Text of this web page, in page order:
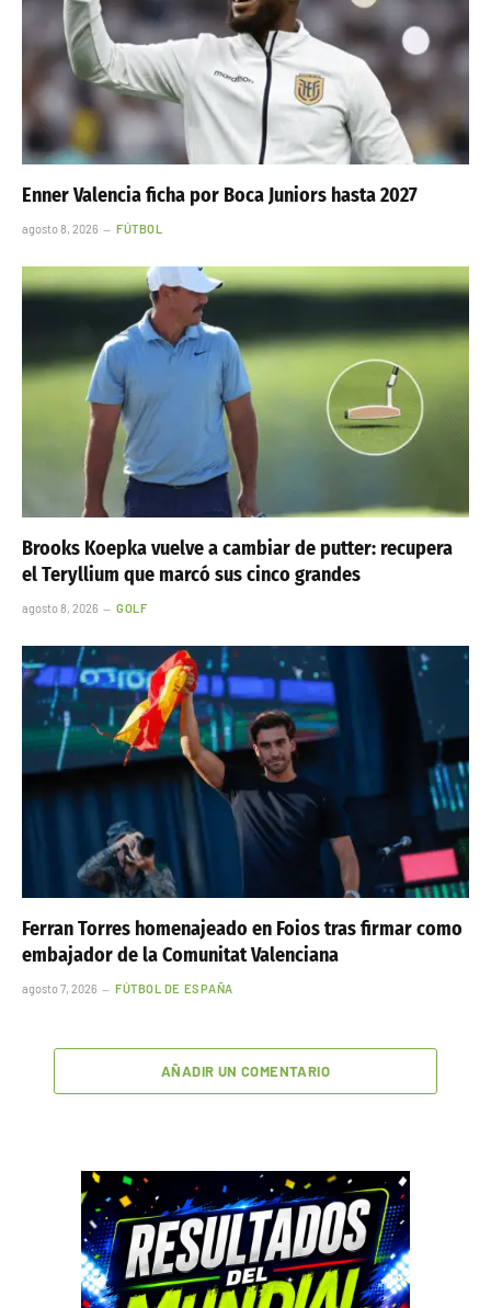
Enner Valencia ficha por Boca Juniors hasta 2027
agosto 8, 2026 FÚTBOL
Brooks Koepka vuelve a cambiar de putter: recupera
el Teryllium que marcó sus cinco grandes
agosto 8, 2026 GOLF
Ferran Torres homenajeado en Foios tras firmar como
embajador de la Comunitat Valenciana
agosto 7, 2026 FÚTBOL DE ESPAÑA
AÑADIR UN COMENTARIO